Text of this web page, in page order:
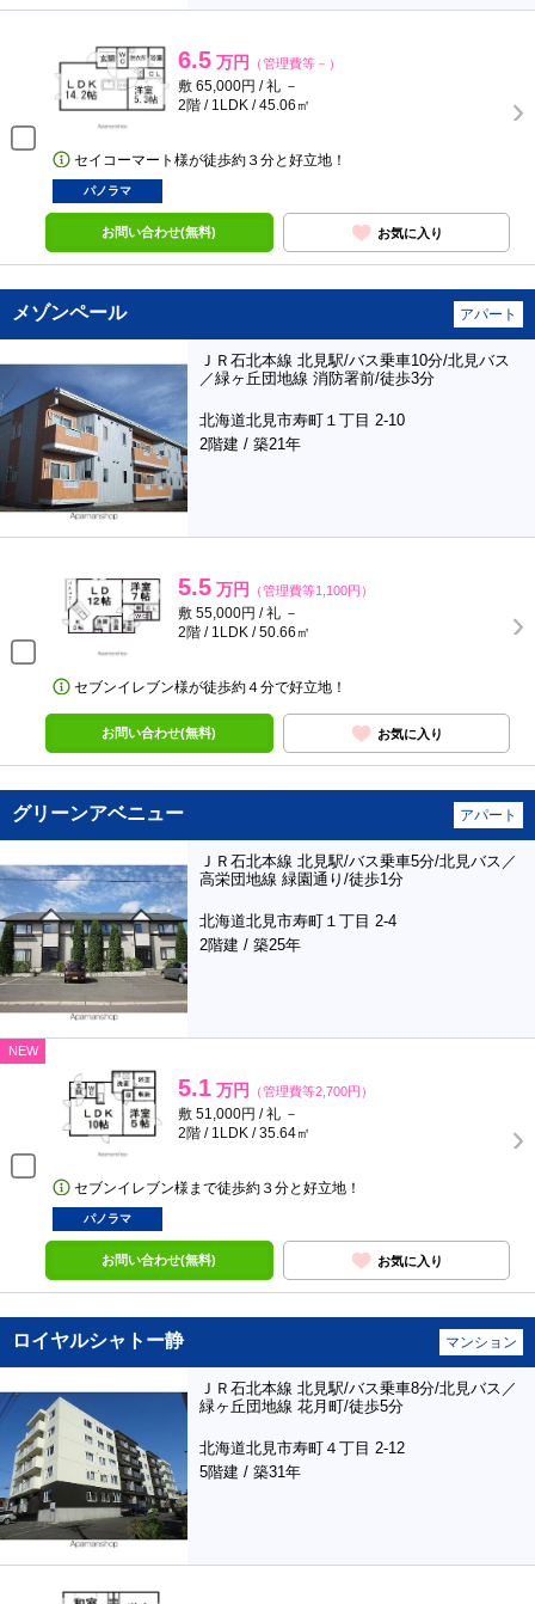
6.5 万円 （管理費等－）
敷 65,000円 / 礼 －
2階 / 1LDK / 45.06㎡
セイコーマート様が徒歩約３分と好立地！
パノラマ
お問い合わせ(無料) お気に入り
メゾンペール アパート
ＪＲ石北本線 北見駅/バス乗車10分/北見バス
／緑ヶ丘団地線 消防署前/徒歩3分
北海道北見市寿町１丁目 2-10
2階建 / 築21年
5.5 万円 （管理費等1,100円）
敷 55,000円 / 礼 －
2階 / 1LDK / 50.66㎡
セブンイレブン様が徒歩約４分で好立地！
お問い合わせ(無料) お気に入り
グリーンアベニュー アパート
ＪＲ石北本線 北見駅/バス乗車5分/北見バス／
高栄団地線 緑園通り/徒歩1分
北海道北見市寿町１丁目 2-4
2階建 / 築25年
NEW
5.1 万円 （管理費等2,700円）
敷 51,000円 / 礼 －
2階 / 1LDK / 35.64㎡
セブンイレブン様まで徒歩約３分と好立地！
パノラマ
お問い合わせ(無料) お気に入り
ロイヤルシャトー静 マンション
ＪＲ石北本線 北見駅/バス乗車8分/北見バス／
緑ヶ丘団地線 花月町/徒歩5分
北海道北見市寿町４丁目 2-12
5階建 / 築31年